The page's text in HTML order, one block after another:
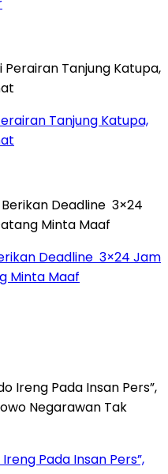
Tanjung Katupa,
Deadline 3×24 Jam
Minta Maaf
Pada Insan Pers”,